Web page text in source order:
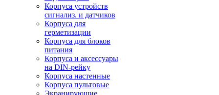
Корпуса устройств
сигнализ. и датчиков
Корпуса для
герметизации
Корпуса для блоков
питания
Корпуса и аксессуары
на DIN-рейку
Корпуса настенные
Корпуса пультовые
Экранирующие